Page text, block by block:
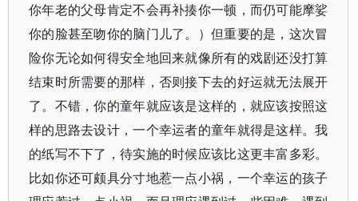
你年老的父母肯定不会再补揍你一顿，而仍可能摩娑
你的脸甚至吻你的脑门儿了。）但重要的是，这次冒
险你无论如何得安全地回来就像所有的戏剧还没打算
结束时所需要的那样，否则接下去的好运就无法展开
了。不错，你的童年就应该是这样的，就应该按照这
样的思路去设计，一个幸运者的童年就得是这样。我
的纸写不下了，待实施的时候应该比这更丰富多彩。
比如你还可颇具分寸地惹一点小祸，一个幸运的孩子